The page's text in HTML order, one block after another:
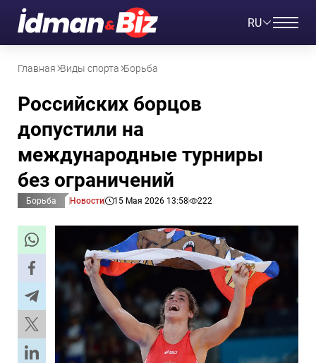
RU
Главная Виды спорта Борьба
Российских борцов
допустили на
международные турниры
без ограничений
Борьба Новости 15 Мая 2026 13:58 222